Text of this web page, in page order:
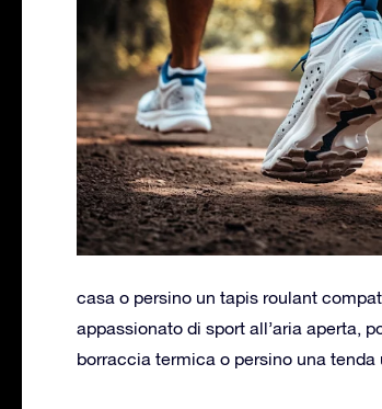
casa o persino un tapis roulant
appassionato di sport all’aria aperta,
borraccia termica o persino una